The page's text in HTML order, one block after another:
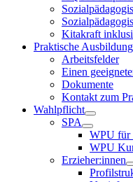
Kitakraft
Praktische Ausbildung
Arbeitsfelder
Einen
Dokumente
Kontakt zum
Wahlpflicht
SPA
WPU für
WPU
Erzieher:innen